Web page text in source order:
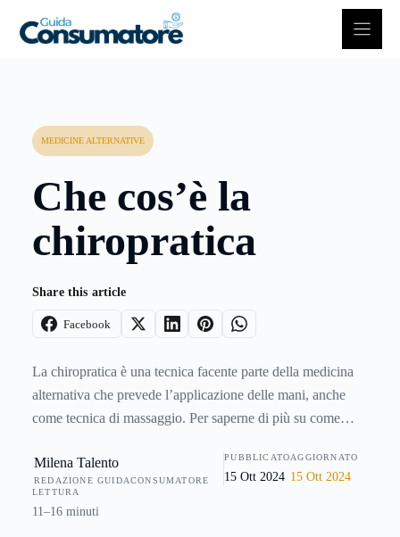
MEDICINE ALTERNATIVE
Che cos’è la
chiropratica
Share this article
Facebook
La chiropratica è una tecnica facente parte della medicina
alternativa che prevede l’applicazione delle mani, anche
come tecnica di massaggio. Per saperne di più su come
associazioni di categoria e soprattutto su come si sceglie un
chiropratico adatto alle proprie esigenze, vi suggeriamo di
leggere la nostra guida gratuita.
Milena Talento
REDAZIONE GUIDACONSUMATORE
PUBBLICATO
15 Ott 2024
AGGIORNATO
15 Ott 2024
LETTURA
11–16 minuti